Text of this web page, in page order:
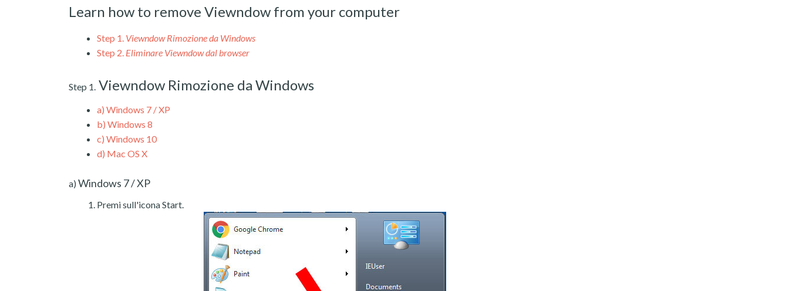
Learn how to remove Viewndow from your computer
Step 1. Viewndow Rimozione da Windows
Step 2. Eliminare Viewndow dal browser
Step 1. Viewndow Rimozione da Windows
a) Windows 7 / XP
b) Windows 8
c) Windows 10
d) Mac OS X
a) Windows 7 / XP
Premi sull'icona Start.